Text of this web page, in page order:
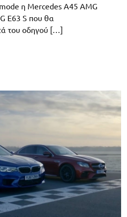
η Mercedes A45 AMG
E63 S που θα
του οδηγού […]